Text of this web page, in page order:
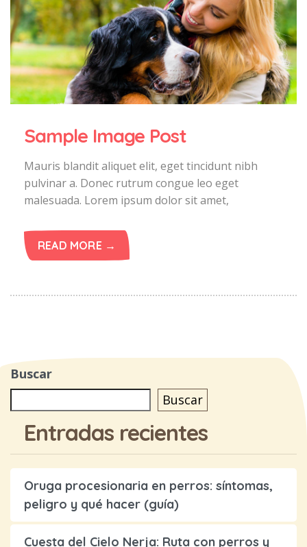
Sample Image Post
Mauris blandit aliquet elit, eget tincidunt nibh
pulvinar a. Donec rutrum congue leo eget
malesuada. Lorem ipsum dolor sit amet,
READ MORE →
Buscar
Buscar
Entradas recientes
Oruga procesionaria en perros: síntomas,
peligro y qué hacer (guía)
Cuesta del Cielo Nerja: Ruta con perros y